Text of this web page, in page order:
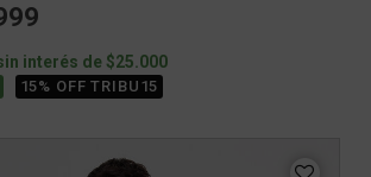
interés de $25.000
15% OFF TRIBU15